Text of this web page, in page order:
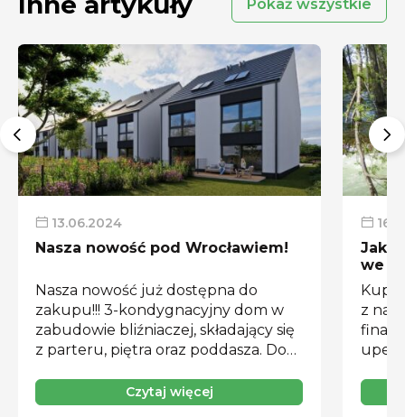
Pokaż wszystkie
13.06.2024
Nasza nowość pod Wrocławiem!
Nasza nowość już dostępna do
zakupu!!! 3-kondygnacyjny dom w
zabudowie bliźniaczej, składający się
z parteru, piętra oraz poddasza. Dom
Żernikach Wrocławskich. – Parter
domu składa się z pokoju dziennego
Czytaj więcej
Jak
we
z
swoje